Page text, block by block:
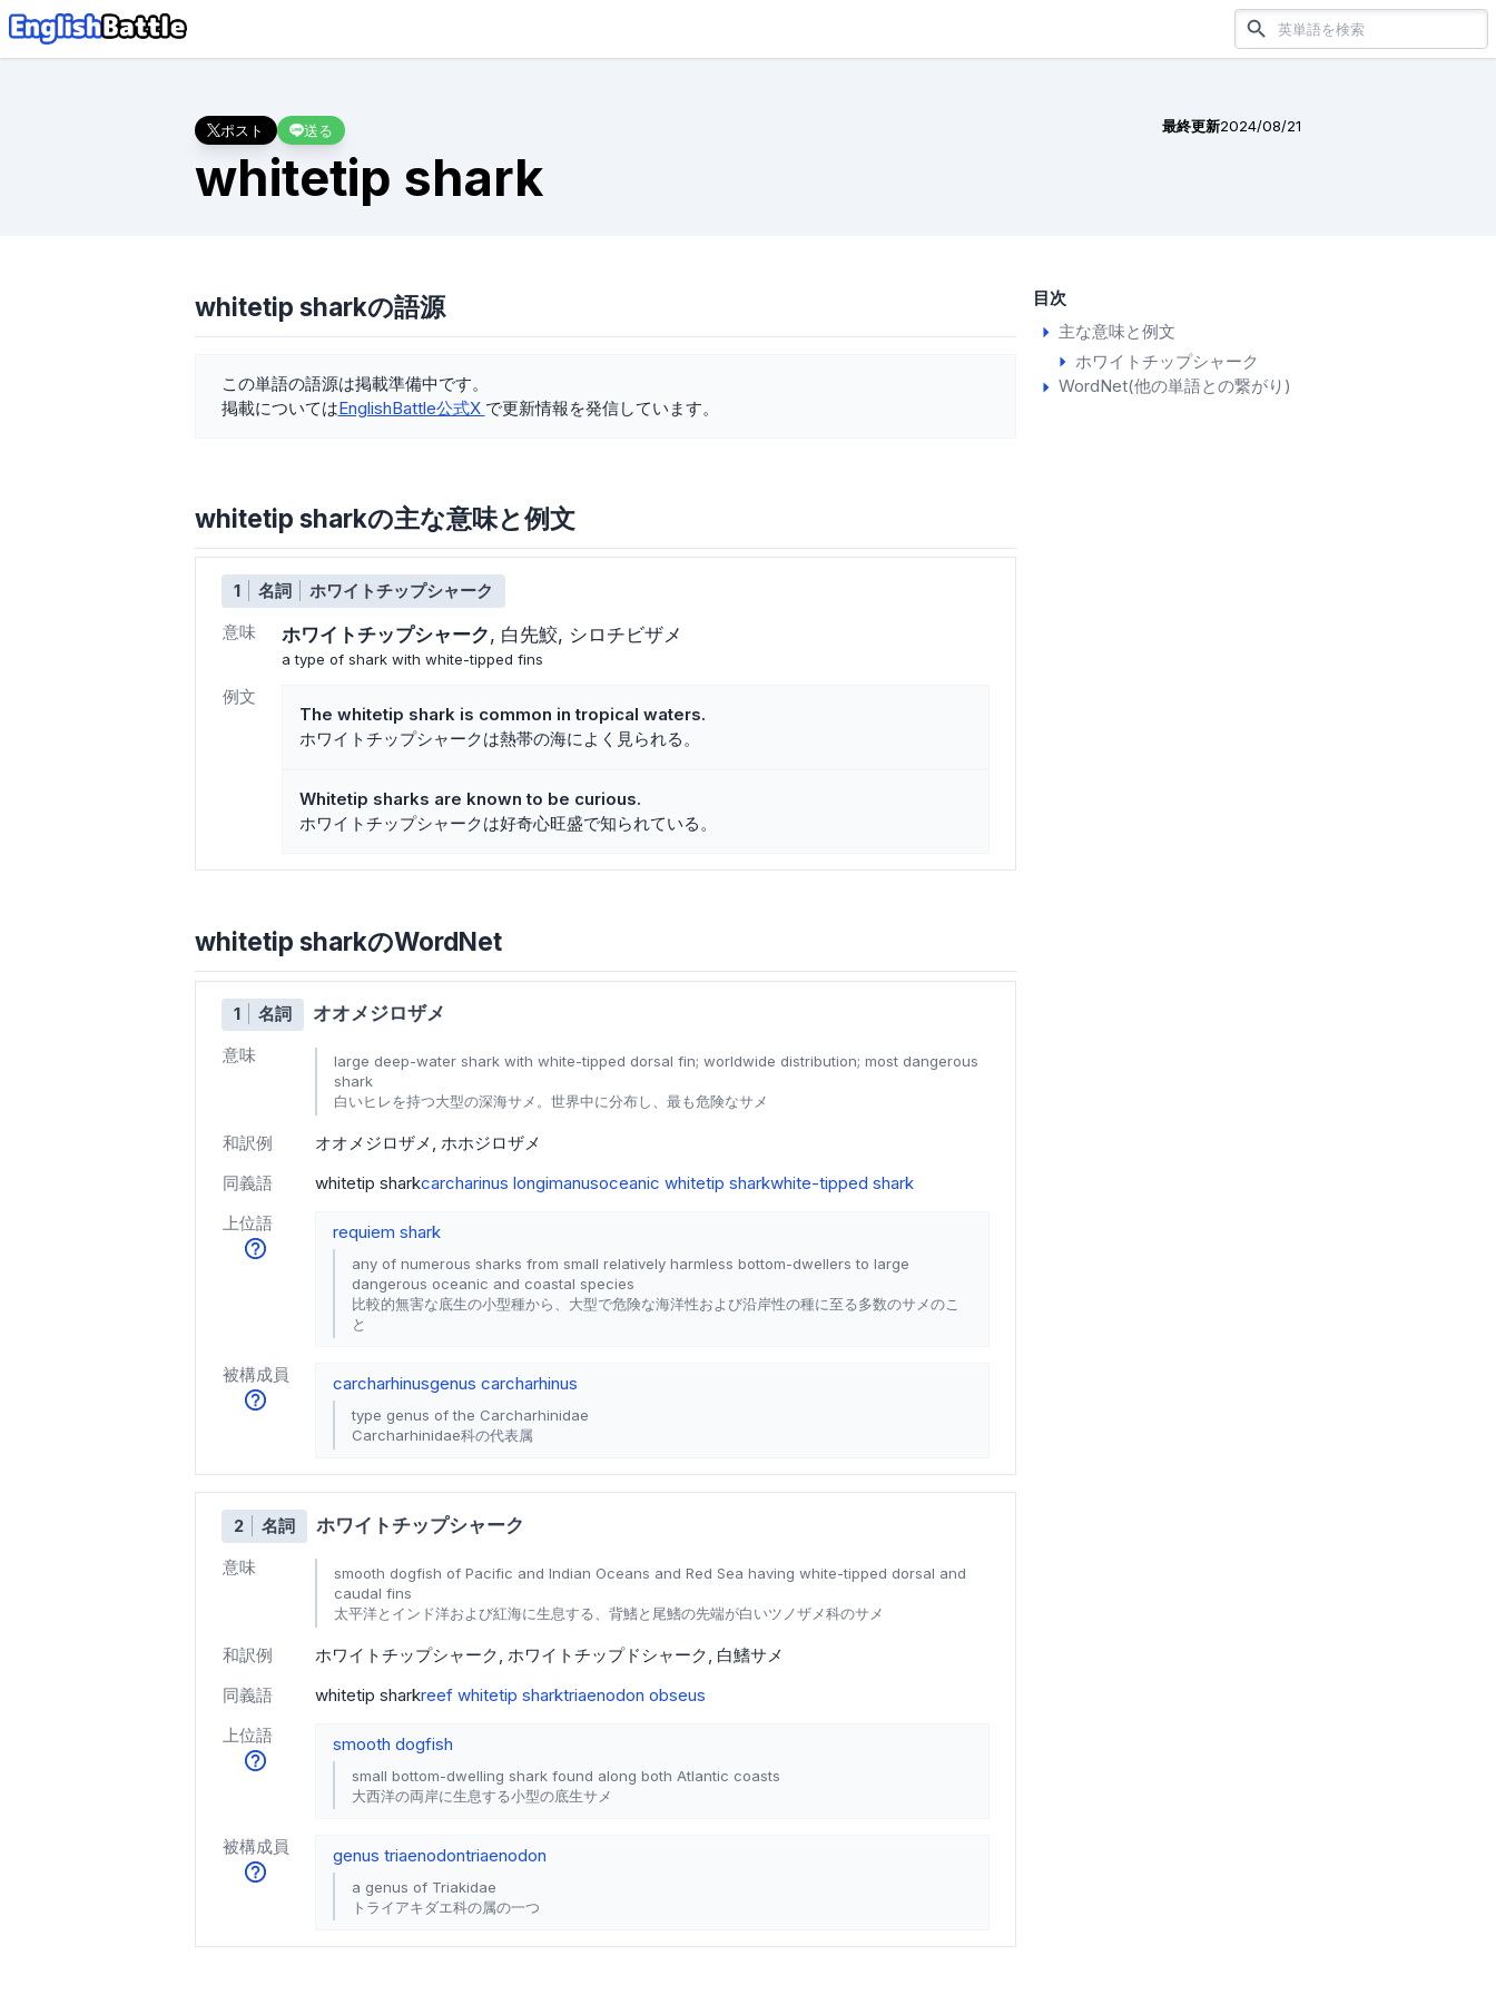
ポスト 送る 最終更新2024/08/21
whitetip shark
目次
主な意味と例文
ホワイトチップシャーク
WordNet(他の単語との繋がり)
whitetip sharkの語源
この単語の語源は掲載準備中です。
掲載についてはEnglishBattle公式X で更新情報を発信しています。
whitetip sharkの主な意味と例文
1 名詞
ホワイトチップシャーク
意味
ホワイトチップシャーク 白先鮫 シロチビザメ
a type of shark with white-tipped fins
例文
The whitetip shark is common in tropical waters.
ホワイトチップシャークは熱帯の海によく見られる。
Whitetip sharks are known to be curious.
ホワイトチップシャークは好奇心旺盛で知られている。
whitetip sharkのWordNet
1 名詞 オオメジロザメ
意味
large deep-water shark with white-tipped dorsal fin; worldwide distribution; most dangerous
shark
白いヒレを持つ大型の深海サメ。世界中に分布し、最も危険なサメ
和訳例 オオメジロザメ
ホホジロザメ
同義語
whitetip sharkcarcharinus longimanusoceanic whitetip sharkwhite-tipped shark
上位語
requiem shark
any of numerous sharks from small relatively harmless bottom-dwellers to large
dangerous oceanic and coastal species
比較的無害な底生の小型種から、大型で危険な海洋性および沿岸性の種に至る多数のサメのこ
と
被構成員 carcharhinusgenus carcharhinus
type genus of the Carcharhinidae
Carcharhinidae科の代表属
2 名詞 ホワイトチップシャーク
意味
smooth dogfish of Pacific and Indian Oceans and Red Sea having white-tipped dorsal and
caudal fins
太平洋とインド洋および紅海に生息する、背鰭と尾鰭の先端が白いツノザメ科のサメ
和訳例 ホワイトチップシャーク ホワイトチップドシャーク 白鰭サメ
同義語
whitetip sharkreef whitetip sharktriaenodon obseus
上位語
smooth dogfish
small bottom-dwelling shark found along both Atlantic coasts
大西洋の両岸に生息する小型の底生サメ
被構成員 genus triaenodontriaenodon
a genus of Triakidae
トライアキダエ科の属の一つ